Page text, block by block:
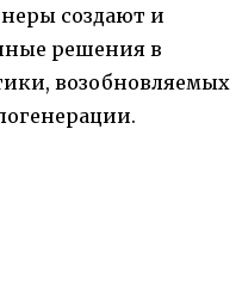
создают и
решения в
возобновляемых